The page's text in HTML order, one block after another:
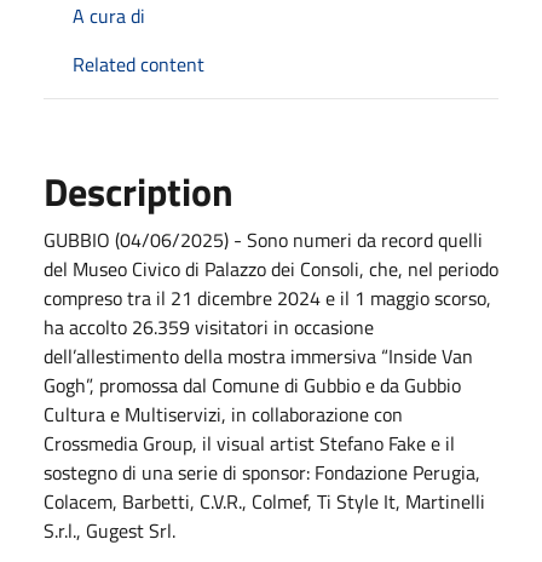
A cura di
Related content
Description
GUBBIO (04/06/2025) - Sono numeri da record quelli
del Museo Civico di Palazzo dei Consoli, che, nel periodo
compreso tra il 21 dicembre 2024 e il 1 maggio scorso,
ha accolto 26.359 visitatori in occasione
dell’allestimento della mostra immersiva “Inside Van
Gogh”, promossa dal Comune di Gubbio e da Gubbio
Cultura e Multiservizi, in collaborazione con
Crossmedia Group, il visual artist Stefano Fake e il
sostegno di una serie di sponsor: Fondazione Perugia,
Colacem, Barbetti, C.V.R., Colmef, Ti Style It, Martinelli
S.r.l., Gugest Srl.